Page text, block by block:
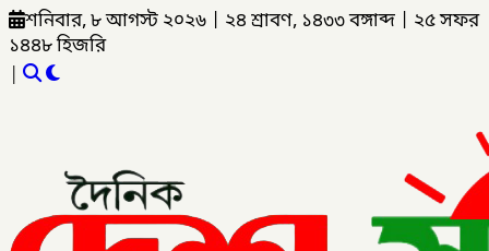
শনিবার, ৮ আগস্ট ২০২৬ ২৪ শ্রাবণ, ১৪৩৩ বঙ্গাব্দ
২৫ সফর
১৪৪৮ হিজরি
|